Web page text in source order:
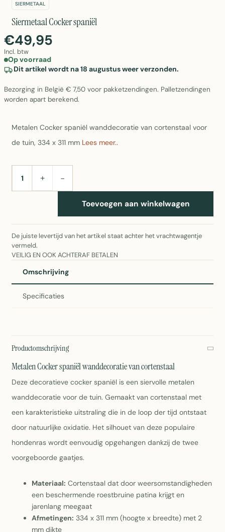
SIERMETAAL
Siermetaal Cocker spaniël
€49,95
Incl. btw
Op voorraad
Dit artikel wordt na 18 augustus weer verzonden.
Bezorging in België € 7,50 voor pakketzendingen. Palletzendingen
worden apart berekend.
Metalen Cocker spaniël wanddecoratie van cortenstaal voor
de tuin, 334 x 311 mm Lees meer..
AANTAL+ −
Toevoegen aan winkelwagen
De juiste levertijd van het artikel staat achter het vrachtwagentje
vermeld.
VEILIG EN OOK ACHTERAF BETALEN
Omschrijving
Specificaties
Productomschrijving
Metalen Cocker spaniël wanddecoratie van cortenstaal
Deze decoratieve cocker spaniël is een siervolle metalen
wanddecoratie voor de tuin. Gemaakt van cortenstaal met
een karakteristieke uitstraling die in de loop der tijd ontstaat
door natuurlijke oxidatie. Het silhouet van deze populaire
hondenras wordt eenvoudig opgehangen dankzij de twee
voorgeboorde gaatjes.
Materiaal: Cortenstaal dat door weersomstandigheden
een beschermende roestbruine patina krijgt en
jarenlang meegaat
Afmetingen: 334 x 311 mm (hoogte x breedte) met 2
mm dikte